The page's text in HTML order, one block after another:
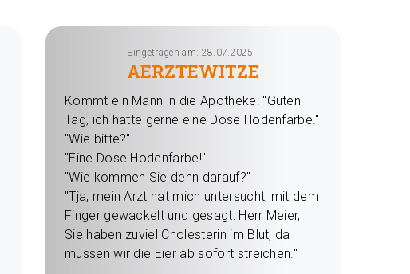
Eingetragen am: 28.07.2025
AERZTEWITZE
Kommt ein Mann in die Apotheke: "Guten
Tag, ich hätte gerne eine Dose Hodenfarbe."
"Wie bitte?"
"Eine Dose Hodenfarbe!"
"Wie kommen Sie denn darauf?"
"Tja, mein Arzt hat mich untersucht, mit dem
Finger gewackelt und gesagt: Herr Meier,
Sie haben zuviel Cholesterin im Blut, da
müssen wir die Eier ab sofort streichen."